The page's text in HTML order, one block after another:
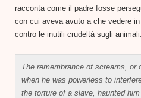
racconta come il padre fosse
con cui aveva avuto a che vedere
contro le inutili crudeltà sugli animali:
The remembrance of screams, or
when he was powerless to
the torture of a slave, haunted